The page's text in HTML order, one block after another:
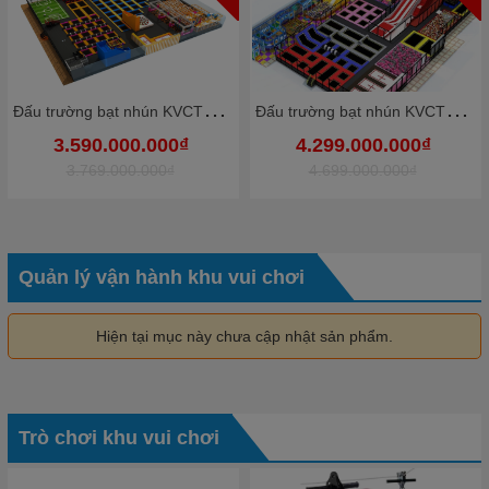
Đ
ấu trường bạt nhún KVCTP9012- Trampoline park rộng lớn chuẩn quốc tế - Công viên bạt nhún vôi nhộn
3.590.000.000₫
Đ
ấu trường bạt nhún KVCTP9010- Trampoline park rộng lớn chuẩn quốc tế - Công viên bạt nhún vôi nhộn
4.299.000.000₫
Quản lý vận hành khu vui chơi
Hiện tại mục này chưa cập nhật sản phẩm.
Trò chơi khu vui chơi